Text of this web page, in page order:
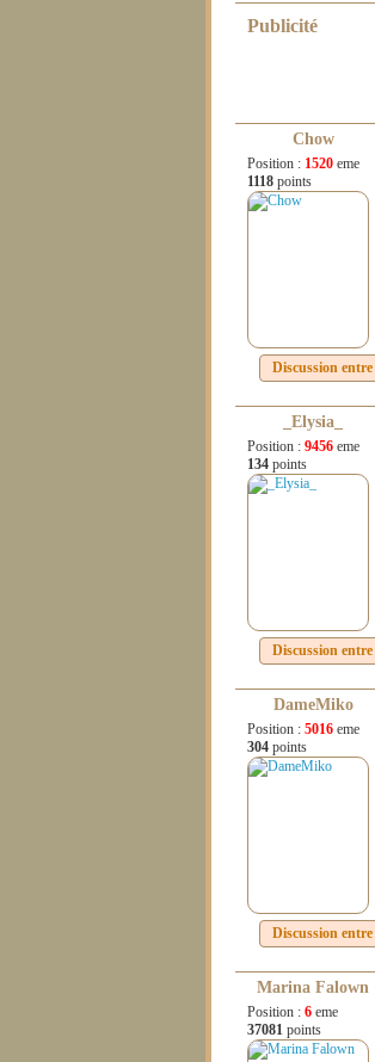
Publicité
Chow
Position : 1520 eme
1118 points
Discussion entre
_Elysia_
Position : 9456 eme
134 points
Discussion entre
DameMiko
Position : 5016 eme
304 points
Discussion entre
Marina Falown
Position : 6 eme
37081 points